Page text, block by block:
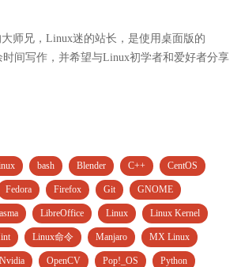
师兄，Linux迷的站长，是使用桌面版的
间写作，并希望与Linux初学者和爱好者分享
bash Blender C++ CentOS
Fedora Firefox Git GNOME
LibreOffice Linux Linux Kernel
Linux命令 Manjaro MX Linux
Nvidia OpenCV Pop!_OS Python